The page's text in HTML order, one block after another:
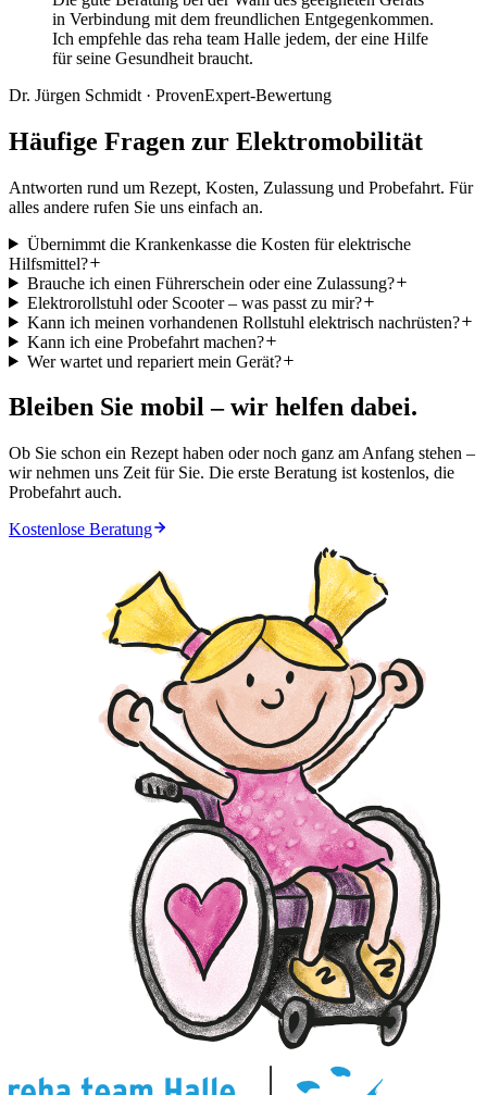
in Verbindung mit dem freundlichen Entgegenkommen.
Ich empfehle das reha team Halle jedem, der eine Hilfe
für seine Gesundheit braucht.
Dr. Jürgen Schmidt · ProvenExpert-Bewertung
Häufige Fragen zur Elektromobilität
Antworten rund um Rezept, Kosten, Zulassung und Probefahrt. Für
alles andere rufen Sie uns einfach an.
Übernimmt die Krankenkasse die Kosten für elektrische
Hilfsmittel?
Brauche ich einen Führerschein oder eine Zulassung?
Elektrorollstuhl oder Scooter – was passt zu mir?
Kann ich meinen vorhandenen Rollstuhl elektrisch nachrüsten?
Kann ich eine Probefahrt machen?
Wer wartet und repariert mein Gerät?
Bleiben Sie mobil– wir helfen dabei.
Ob Sie schon ein Rezept haben oder noch ganz am Anfang stehen –
wir nehmen uns Zeit für Sie. Die erste Beratung ist kostenlos, die
Probefahrt auch.
Kostenlose Beratung